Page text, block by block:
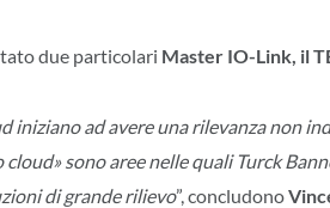
due particolari Master IO-Link, il
iniziano ad avere una rilevanza non
sono aree nelle quali Turck
di grande rilievo”, concludono